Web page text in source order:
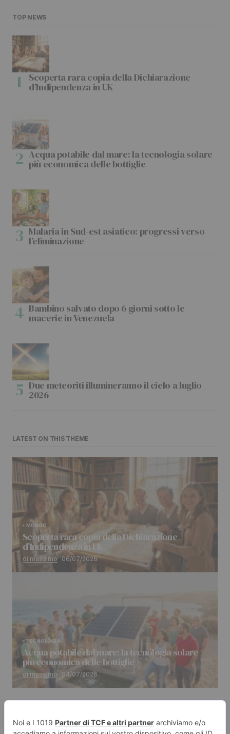
TOP NEWS
Scoperta rara copia della Dichiarazione
d’Indipendenza in UK
Acqua potabile dal mare: la tecnologia solare
più economica delle bottiglie
Malaria in Sud-est asiatico: progressi verso
l’eliminazione
Bambino salvato dopo 6 giorni sotto le
macerie in Venezuela
Due meteoriti illumineranno il cielo a luglio
2026
LATEST ON THIS THEME
MONDO
Scoperta rara copia della Dichiarazione
d’Indipendenza in UK
di massimo 06/07/2026
TECNOLOGIA
Acqua potabile dal mare: la tecnologia solare
più economica delle bottiglie
di massimo 04/07/2026